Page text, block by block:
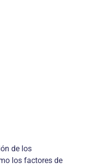
de los
los factores de